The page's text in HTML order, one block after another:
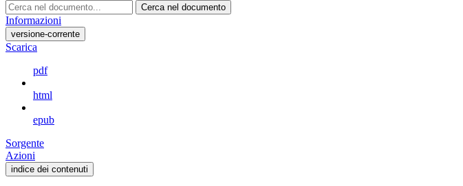
Cerca nel documento
Informazioni
versione-corrente
Scarica
pdf
html
epub
Sorgente
Azioni
indice dei contenuti